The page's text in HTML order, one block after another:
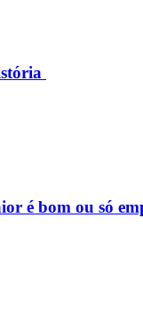
é bom ou só